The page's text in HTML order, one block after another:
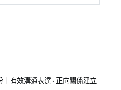
有效溝通表達 · 正向關係建立